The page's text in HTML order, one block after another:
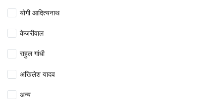
योगी आदित्यनाथ
केजरीवाल
राहुल गांधी
अखिलेश यादव
अन्य